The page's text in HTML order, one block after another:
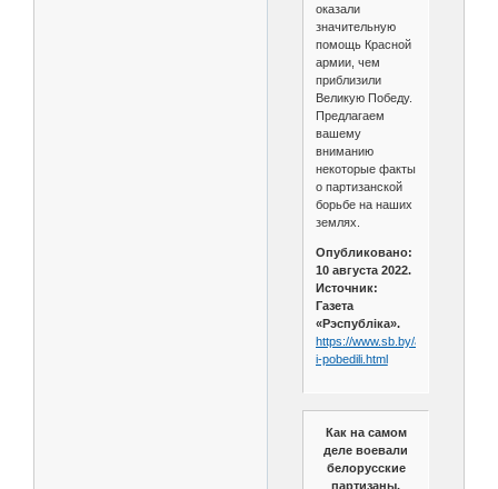
оказали
значительную
помощь Красной
армии, чем
приблизили
Великую Победу.
Предлагаем
вашему
вниманию
некоторые факты
о партизанской
борьбе на наших
землях.
Опубликовано:
10 августа 2022.
Источник:
Газета
«Рэспублiка».
https://www.sb.by/articles/vyzhili-
i-pobedili.html
Как на самом
деле воевали
белорусские
партизаны.